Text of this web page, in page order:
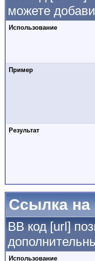
можете
Использование
Пример
Результат
Ссылка на
BB код [url]
Использование